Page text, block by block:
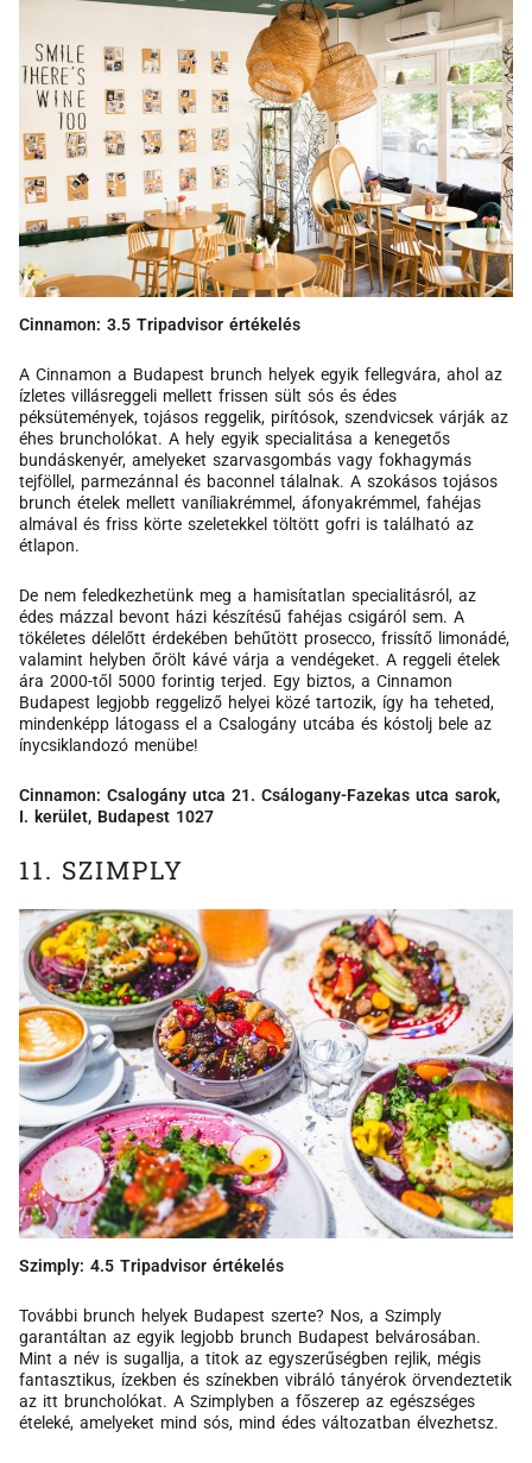
Cinnamon: 3.5 Tripadvisor értékelés
A Cinnamon a Budapest brunch helyek egyik fellegvára, ahol az
ízletes villásreggeli mellett frissen sült sós és édes
péksütemények, tojásos reggelik, pirítósok, szendvicsek várják az
éhes bruncholókat. A hely egyik specialitása a kenegetős
bundáskenyér, amelyeket szarvasgombás vagy fokhagymás
tejföllel, parmezánnal és baconnel tálalnak. A szokásos tojásos
brunch ételek mellett vaníliakrémmel, áfonyakrémmel, fahéjas
almával és friss körte szeletekkel töltött gofri is található az
étlapon.
De nem feledkezhetünk meg a hamisítatlan specialitásról, az
édes mázzal bevont házi készítésű fahéjas csigáról sem. A
tökéletes délelőtt érdekében behűtött prosecco, frissítő limonádé,
valamint helyben őrölt kávé várja a vendégeket. A reggeli ételek
ára 2000-től 5000 forintig terjed. Egy biztos, a Cinnamon
Budapest legjobb reggeliző helyei közé tartozik, így ha teheted,
mindenképp látogass el a Csalogány utcába és kóstolj bele az
ínycsiklandozó menübe!
Cinnamon: Csalogány utca 21. Csálogany-Fazekas utca sarok,
I. kerület, Budapest 1027
11. SZIMPLY
Szimply: 4.5 Tripadvisor értékelés
További brunch helyek Budapest szerte? Nos, a Szimply
garantáltan az egyik legjobb brunch Budapest belvárosában.
Mint a név is sugallja, a titok az egyszerűségben rejlik, mégis
fantasztikus, ízekben és színekben vibráló tányérok örvendeztetik
az itt bruncholókat. A Szimplyben a főszerep az egészséges
ételeké, amelyeket mind sós, mind édes változatban élvezhetsz.